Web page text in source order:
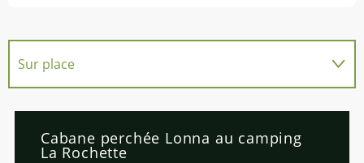
Sur place
En lien avec
Cabane perchée Lonna au camping
La Rochette